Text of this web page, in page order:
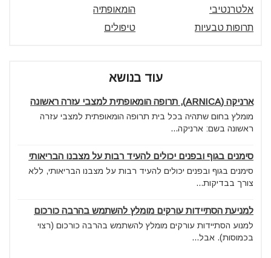
אלטרנטיבי
הומאופתיה
תרופות טבעיות
טיפולים
עוד בנושא
ארניקה (ARNICA), תרופה הומאופתית למצבי עזרה ראשונה
מומלץ בחום שתהיה בכל בית תרופה הומאופתית למצבי עזרה
ראשונה בשם: ארניקה...
סימנים בגוף ובפנים יכולים להעיד רבות על מצבנו הבריאותי
סימנים בגוף ובפנים יכולים להעיד רבות על מצבנו הבריאותי, ללא
צורך בבדיקות...
למניעת הסתיידות עורקים מומלץ להשתמש בהרבה כורכום
למנוע הסתיידות עורקים מומלץ להשתמש בהרבה כורכום (רצוי
בכמוסות). אבל...